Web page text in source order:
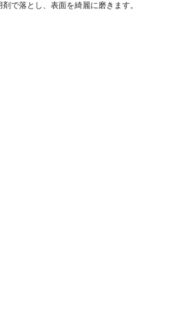
で落とし、表面を綺麗に磨きます。